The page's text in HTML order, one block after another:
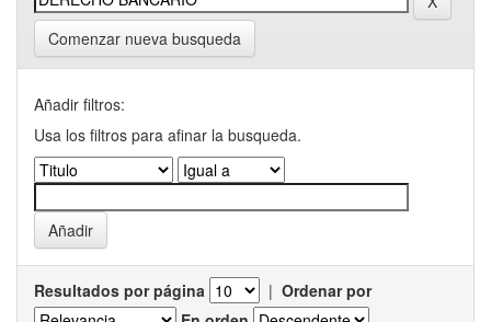
Comenzar nueva busqueda
Añadir filtros:
Usa los filtros para afinar la busqueda.
Resultados por página | Ordenar por